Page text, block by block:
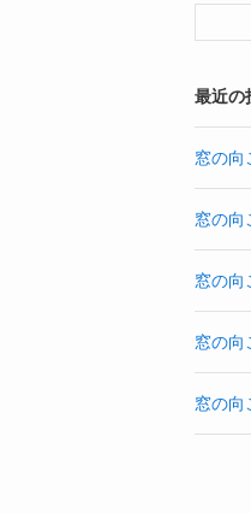
最近の
窓の向
窓の向
窓の向
窓の向
窓の向